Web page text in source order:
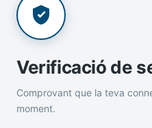
Verificació de
Comprovant que la teva
moment.